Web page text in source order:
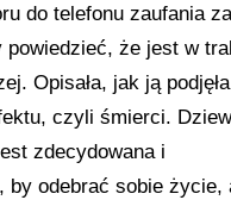
do telefonu zaufania
powiedzieć, że jest w
Opisała, jak ją
czyli śmierci.
zdecydowana i
by odebrać sobie życie,